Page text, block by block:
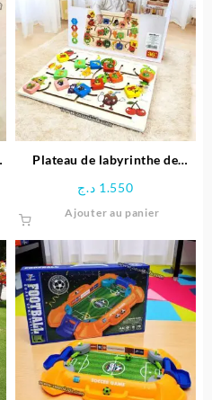
Plateau de labyrinthe de
Space Boy
1.550 د.ج
Ajouter au panier